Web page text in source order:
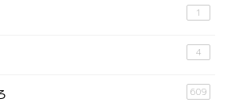
1
4
609